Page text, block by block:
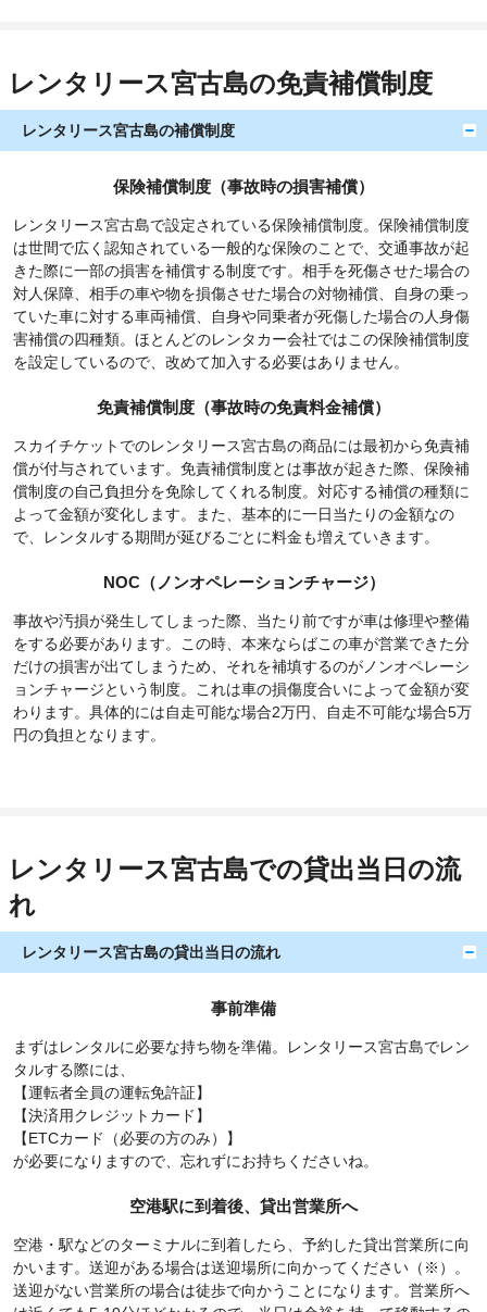
レンタリース宮古島の免責補償制度
レンタリース宮古島の補償制度
保険補償制度（事故時の損害補償）
レンタリース宮古島で設定されている保険補償制度。保険補償制度
は世間で広く認知されている一般的な保険のことで、交通事故が起
きた際に一部の損害を補償する制度です。相手を死傷させた場合の
対人保障、相手の車や物を損傷させた場合の対物補償、自身の乗っ
ていた車に対する車両補償、自身や同乗者が死傷した場合の人身傷
害補償の四種類。ほとんどのレンタカー会社ではこの保険補償制度
を設定しているので、改めて加入する必要はありません。
免責補償制度（事故時の免責料金補償）
スカイチケットでのレンタリース宮古島の商品には最初から免責補
償が付与されています。免責補償制度とは事故が起きた際、保険補
償制度の自己負担分を免除してくれる制度。対応する補償の種類に
よって金額が変化します。また、基本的に一日当たりの金額なの
で、レンタルする期間が延びるごとに料金も増えていきます。
NOC（ノンオペレーションチャージ）
事故や汚損が発生してしまった際、当たり前ですが車は修理や整備
をする必要があります。この時、本来ならばこの車が営業できた分
だけの損害が出てしまうため、それを補填するのがノンオペレーシ
ョンチャージという制度。これは車の損傷度合いによって金額が変
わります。具体的には自走可能な場合2万円、自走不可能な場合5万
円の負担となります。
レンタリース宮古島での貸出当日の流
れ
レンタリース宮古島の貸出当日の流れ
事前準備
まずはレンタルに必要な持ち物を準備。レンタリース宮古島でレン
タルする際には、
【運転者全員の運転免許証】
【決済用クレジットカード】
【ETCカード（必要の方のみ）】
が必要になりますので、忘れずにお持ちくださいね。
空港駅に到着後、貸出営業所へ
空港・駅などのターミナルに到着したら、予約した貸出営業所に向
かいます。送迎がある場合は送迎場所に向かってください（※）。
送迎がない営業所の場合は徒歩で向かうことになります。営業所へ